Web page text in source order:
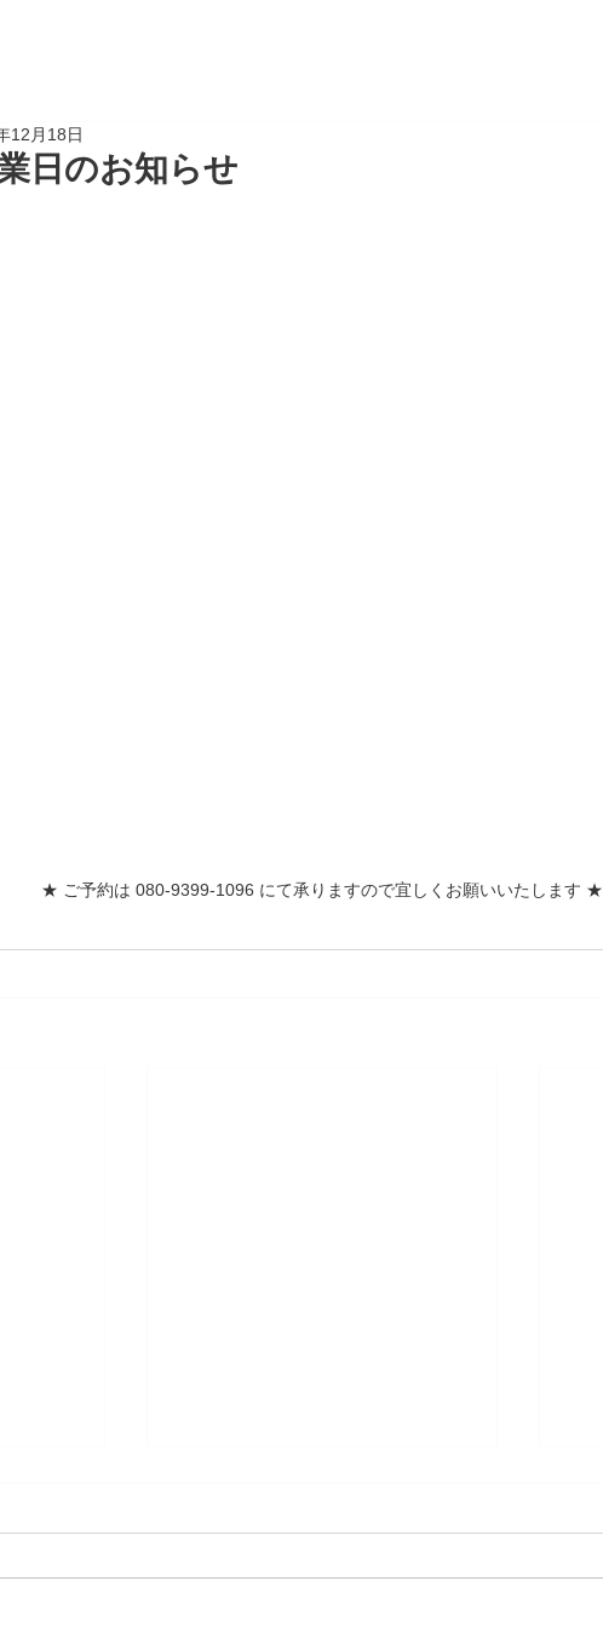
日のお知らせ
12月18日
★ ご予約は 080-9399-1096 にて承りますので宜しくお願いいたします ★